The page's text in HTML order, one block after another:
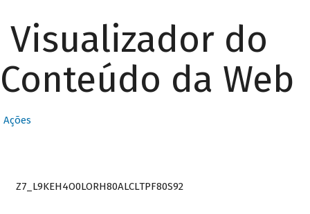
Visualizador do
Conteúdo da Web
Ações
Z7_L9KEH4O0LORH80ALCLTPF80S92